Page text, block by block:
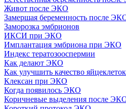
Живот после ЭКО
Замершая беременность после
Заморозка эмбрионов
ИКСИ при ЭКО
Имплантация эмбриона при ЭКО
Индекс тератозооспермии
Как делают ЭКО
Как улучшить качество
Клексан при ЭКО
Когда появилось ЭКО
Коричневые выделения после